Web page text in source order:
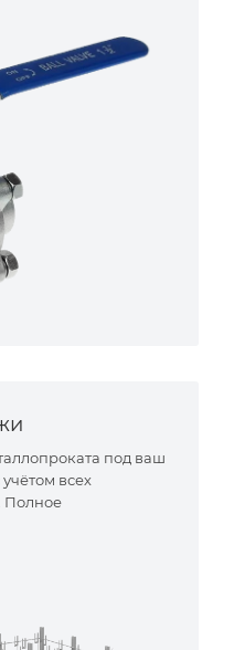
под ваш
всех
Полное